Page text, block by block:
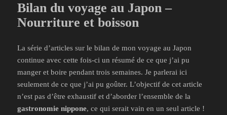
Bilan du voyage au Japon –
Nourriture et boisson
La série d’articles sur le bilan de mon voyage au Japon
continue avec cette fois-ci un résumé de ce que j’ai pu
manger et boire pendant trois semaines. Je parlerai ici
seulement de ce que j’ai pu goûter. L’objectif de cet article
n’est pas d’être exhaustif et d’aborder l’ensemble de la
gastronomie nippone, ce qui serait vain en un seul article !